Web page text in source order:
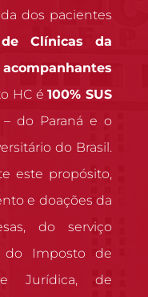
dos pacientes
Clínicas da
HC é100% SUS
do Paraná e o
do Brasil.
este propósito,
e doações da
do serviço
do Imposto de
Jurídica, de